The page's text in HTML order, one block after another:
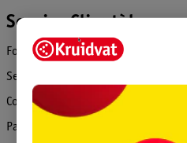
Service Clientèle
Foire aux questions
Service Clientèle
Commande & Livraison
Paiement